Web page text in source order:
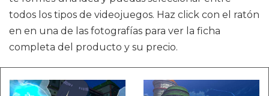
todos los tipos de videojuegos. Haz click con el ratón
en en una de las fotografías para ver la ficha
completa del producto y su precio.